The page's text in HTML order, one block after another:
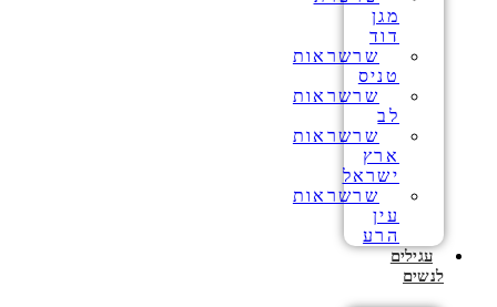
מגן
דוד
שרשראות
טניס
שרשראות
לב
שרשראות
ארץ
ישראל
שרשראות
עין
הרע
עגילים
לנשים